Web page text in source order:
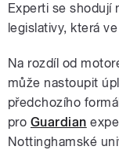
Experti se shodují
legislativy, která
Na rozdíl od
může nastoupit
předchozího
pro Guardian
Nottinghamské